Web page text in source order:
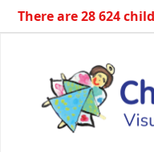
There are 28 624